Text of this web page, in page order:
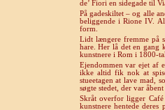
de’ Fiori en sidegade til
På gadeskiltet – og alle
beliggende i Rione IV.
form.
Lidt længere fremme på
hare. Her lå det en gang
kunstnere i Rom i 1800-
Ejendommen var ejet af
ikke altid fik nok at
stueetagen at lave mad,
søgte stedet, der var
Skråt overfor ligger
kunstnere hentede